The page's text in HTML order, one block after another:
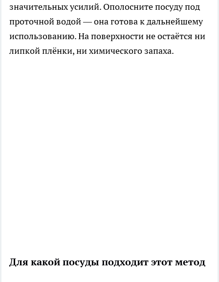
значительных усилий. Ополосните посуду под
проточной водой — она готова к дальнейшему
использованию. На поверхности не остаётся ни
липкой плёнки, ни химического запаха.
Для какой посуды подходит этот метод